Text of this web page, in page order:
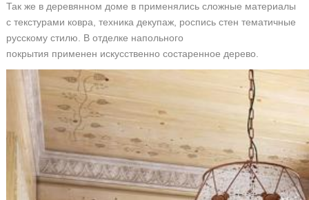
Так же в деревянном доме в применялись сложные материалы
с текстурами ковра, техника декупаж, роспись стен тематичные
русскому стилю. В отделке напольного
покрытия применен искусственно состаренное дерево.